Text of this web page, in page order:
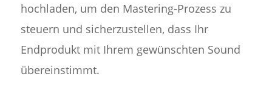
hochladen, um den Mastering-Prozess zu
steuern und sicherzustellen, dass Ihr
Endprodukt mit Ihrem gewünschten Sound
übereinstimmt.